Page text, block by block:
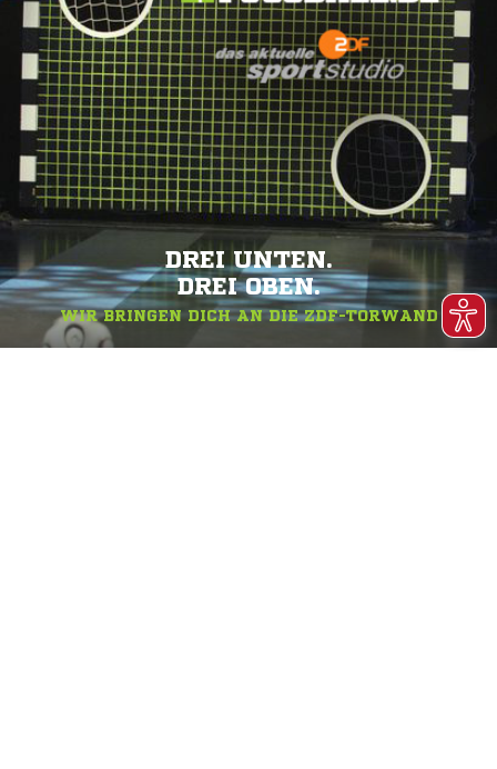
DREI UNTEN.
DREI OBEN.
WIR BRINGEN DICH AN DIE ZDF-TORWAND